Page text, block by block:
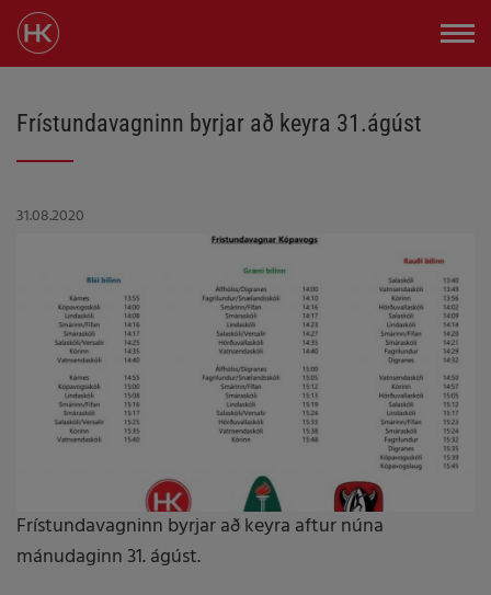
Frístundavagninn byrjar að keyra 31.ágúst
31.08.2020
Frístundavagninn byrjar að keyra aftur núna
mánudaginn 31. ágúst.